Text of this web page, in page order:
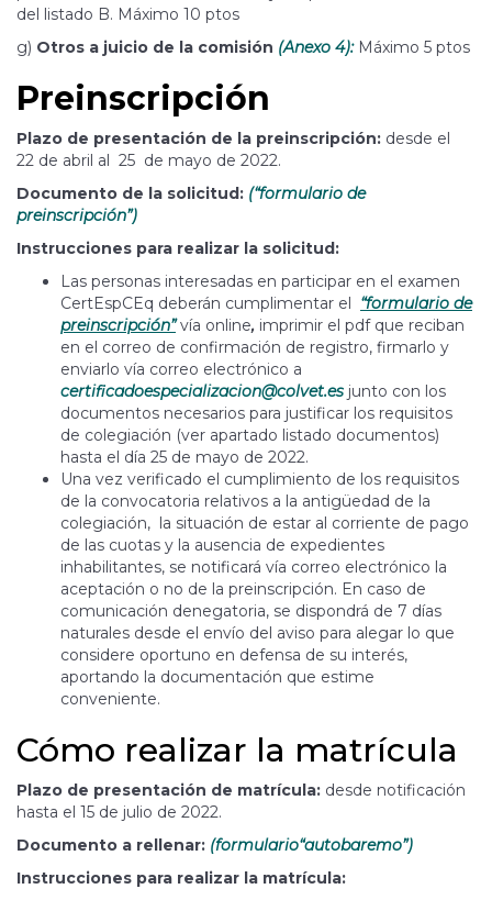
del listado B. Máximo 10 ptos
g) Otros a juicio de la comisión (Anexo 4):Máximo 5 ptos
Preinscripción
Plazo de presentación de la preinscripción: desde el
22 de abril al 25 de mayo de 2022.
Documento de la solicitud: (“formulario de
preinscripción”)
Instrucciones para realizar la solicitud:
Las personas interesadas en participar en el examen
CertEspCEq deberán cumplimentar el “formulario de
preinscripción” vía online, imprimir el pdf que reciban
en el correo de confirmación de registro, firmarlo y
enviarlo vía correo electrónico a
certificadoespecializacion@colvet.es junto con los
documentos necesarios para justificar los requisitos
de colegiación (ver apartado listado documentos)
hasta el día 25 de mayo de 2022.
Una vez verificado el cumplimiento de los requisitos
de la convocatoria relativos a la antigüedad de la
colegiación, la situación de estar al corriente de pago
de las cuotas y la ausencia de expedientes
inhabilitantes, se notificará vía correo electrónico la
aceptación o no de la preinscripción. En caso de
comunicación denegatoria, se dispondrá de 7 días
naturales desde el envío del aviso para alegar lo que
considere oportuno en defensa de su interés,
aportando la documentación que estime
conveniente.
Cómo realizar la matrícula
Plazo de presentación de matrícula: desde notificación
hasta el 15 de julio de 2022.
Documento a rellenar: (formulario“autobaremo”)
Instrucciones para realizar la matrícula: